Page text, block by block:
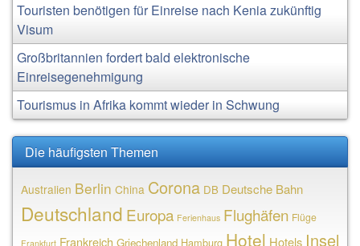
Touristen benötigen für Einreise nach Kenia zukünftig
Visum
Großbritannien fordert bald elektronische
Einreisegenehmigung
Tourismus in Afrika kommt wieder in Schwung
Die häufigsten Themen
Australien Berlin China Corona DB Deutsche Bahn
Deutschland Europa Ferienhaus Flughäfen Flüge
Frankfurt Frankreich Griechenland Hamburg Hotel Hotels Insel